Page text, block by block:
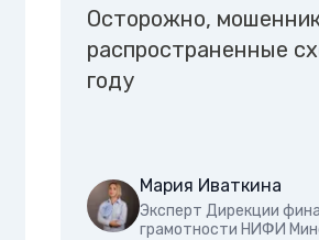
Осторожно,
распространенные
году
Мария Иваткина
Эксперт Дирекции
грамотности НИФИ